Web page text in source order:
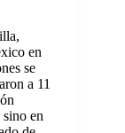
en
se
a 11
en